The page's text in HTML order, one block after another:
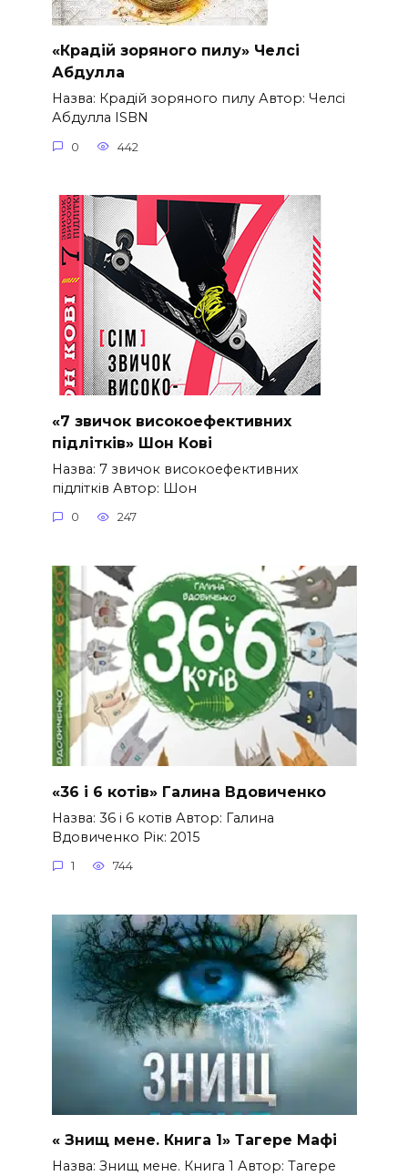
«Крадій зоряного пилу» Челсі
Абдулла
Назва: Крадій зоряного пилу Автор: Челсі
Абдулла ISBN
0 442
«7 звичок високоефективних
підлітків» Шон Кові
Назва: 7 звичок високоефективних
підлітків Автор: Шон
0 247
«36 і 6 котів» Галина Вдовиченко
Назва: 36 і 6 котів Автор: Галина
Вдовиченко Рік: 2015
1 744
« Знищ мене. Книга 1» Тагере Мафі
Назва: Знищ мене. Книга 1 Автор: Тагере